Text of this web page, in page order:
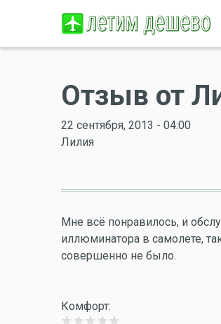
Отзыв от
22 сентября, 2013 - 04:00
Лилия
Мне всё понравилось, и
иллюминатора в самолете,
совершенно не было.
Комфорт: